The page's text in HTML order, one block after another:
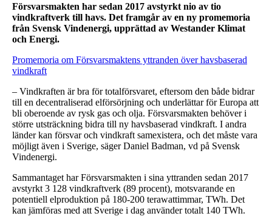
Försvarsmakten har sedan 2017 avstyrkt nio av tio
vindkraftverk till havs. Det framgår av en ny promemoria
från Svensk Vindenergi, upprättad av Westander Klimat
och Energi.
Promemoria om Försvarsmaktens yttranden över havsbaserad
vindkraft
– Vindkraften är bra för totalförsvaret, eftersom den både bidrar
till en decentraliserad elförsörjning och underlättar för Europa att
bli oberoende av rysk gas och olja. Försvarsmakten behöver i
större utsträckning bidra till ny havsbaserad vindkraft. I andra
länder kan försvar och vindkraft samexistera, och det måste vara
möjligt även i Sverige, säger Daniel Badman, vd på Svensk
Vindenergi.
Sammantaget har Försvarsmakten i sina yttranden sedan 2017
avstyrkt 3 128 vindkraftverk (89 procent), motsvarande en
potentiell elproduktion på 180-200 terawattimmar, TWh. Det
kan jämföras med att Sverige i dag använder totalt 140 TWh.